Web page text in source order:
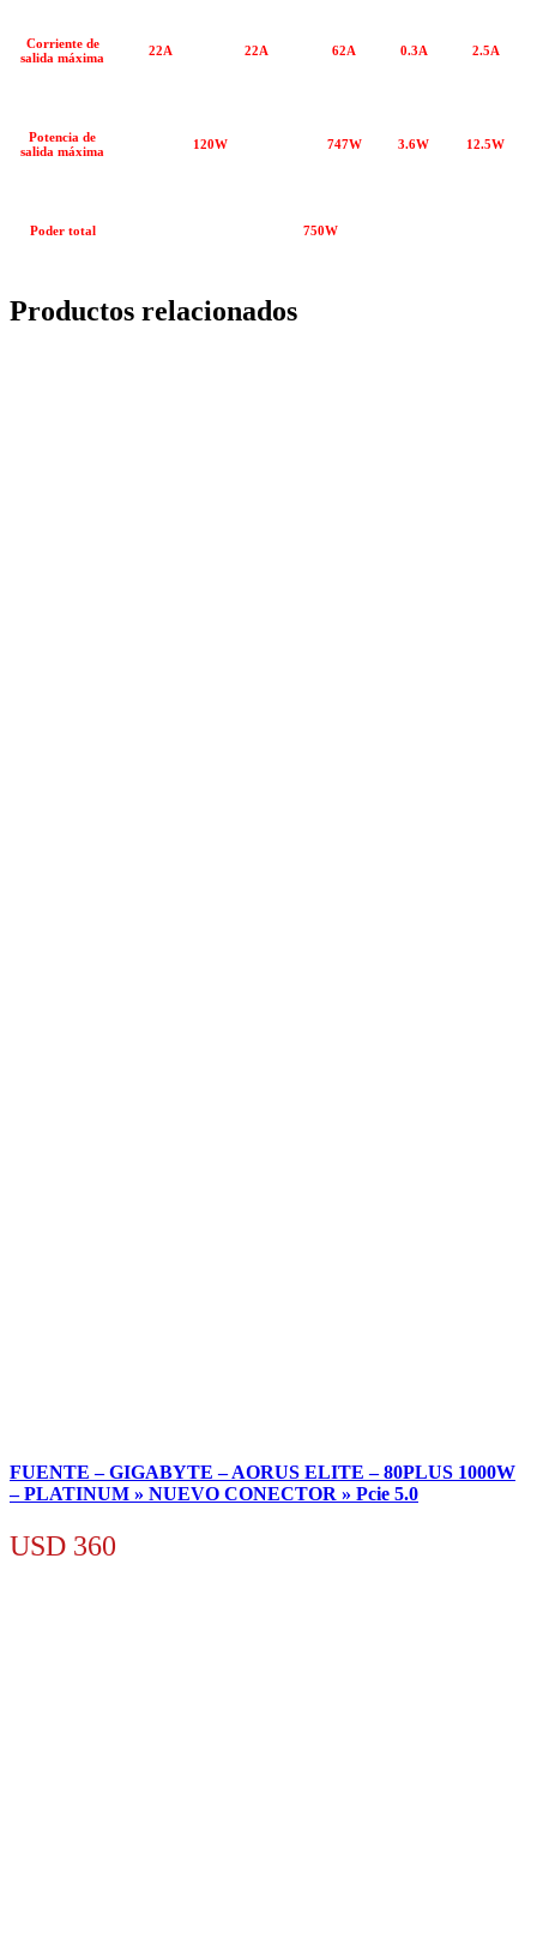
Corriente de
salida máxima
22A 22A 62A 0.3A 2.5A
Potencia de
salida máxima
120W 747W 3.6W 12.5W
Poder total 750W
Productos relacionados
FUENTE – GIGABYTE – AORUS ELITE – 80PLUS 1000W
– PLATINUM » NUEVO CONECTOR » Pcie 5.0
USD 360